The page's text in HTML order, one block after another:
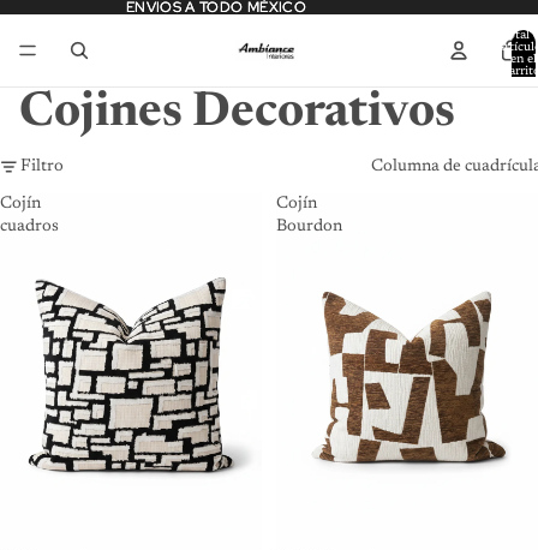
ENVIOS A TODO MÉXICO
ENVIOS A TODO MÉXICO
Total
en el
Cojines Decorativos
Filtro Columna de
Cojín
cuadros
Cojín
Bourdon